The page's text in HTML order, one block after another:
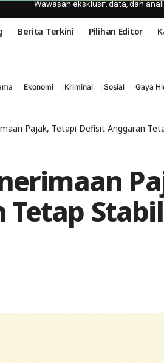
Wawasan eksklusif, data, dan
Berita Terkini Pilihan Editor
Ekonomi Kriminal Sosial Gaya
Pajak, Tetapi Defisit Anggaran
Tetap Stabil